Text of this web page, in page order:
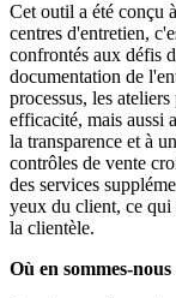
Cet outil a été conçu
centres d'entretien,
confrontés aux défis
documentation de
processus, les
efficacité, mais aussi
la transparence et à
contrôles de vente
des services
yeux du client, ce qui
la clientèle.
Où en sommes-